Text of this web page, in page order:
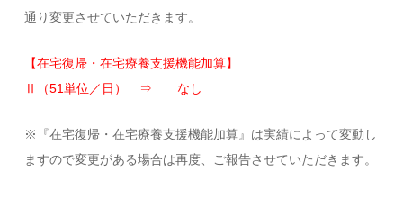
通り変更させていただきます。
【在宅復帰・在宅療養支援機能加算】
Ⅱ（51単位／日） ⇒ なし
※『在宅復帰・在宅療養支援機能加算』は実績によって変動し
ますので変更がある場合は再度、ご報告させていただきます。